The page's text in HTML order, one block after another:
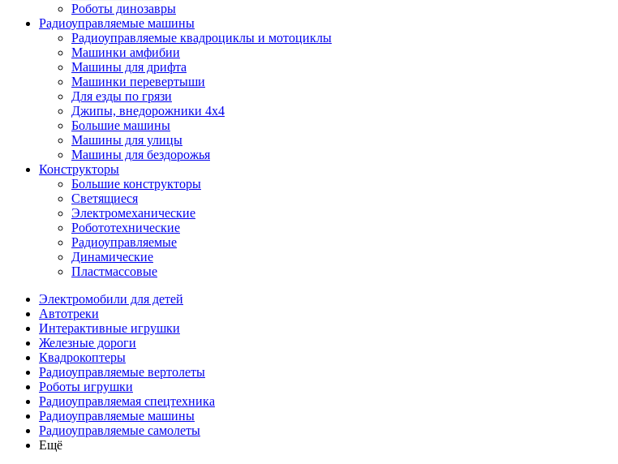
Роботы динозавры
Радиоуправляемые машины
Радиоуправляемые квадроциклы и мотоциклы
Машинки амфибии
Машины для дрифта
Машинки перевертыши
Для езды по грязи
Джипы, внедорожники 4x4
Большие машины
Машины для улицы
Машины для бездорожья
Конструкторы
Большие конструкторы
Светящиеся
Электромеханические
Робототехнические
Радиоуправляемые
Динамические
Пластмассовые
Электромобили для детей
Автотреки
Интерактивные игрушки
Железные дороги
Квадрокоптеры
Радиоуправляемые вертолеты
Роботы игрушки
Радиоуправляемая спецтехника
Радиоуправляемые машины
Радиоуправляемые самолеты
Ещё